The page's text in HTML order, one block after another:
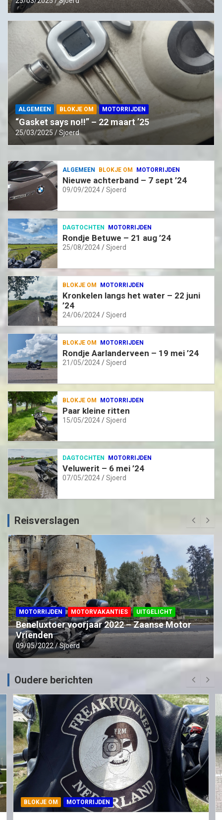
ALGEMEEN BLOKJE OM MOTORRIJDEN
“Gasket says no!!” – 22 maart ’25
25/03/2025 Sjoerd
ALGEMEEN BLOKJE OM MOTORRIJDEN
Nieuwe achterband – 7 sept ’24
09/09/2024 Sjoerd
DAGTOCHTEN MOTORRIJDEN
Rondje Betuwe – 21 aug ’24
25/08/2024 Sjoerd
BLOKJE OM MOTORRIJDEN
Kronkelen langs het water – 22 juni
’24
24/06/2024 Sjoerd
BLOKJE OM MOTORRIJDEN
Rondje Aarlanderveen – 19 mei ’24
21/05/2024 Sjoerd
BLOKJE OM MOTORRIJDEN
Paar kleine ritten
15/05/2024 Sjoerd
DAGTOCHTEN MOTORRIJDEN
Veluwerit – 6 mei ’24
07/05/2024 Sjoerd
Reisverslagen
MOTORRIJDEN MOTORVAKANTIES UITGELICHT
Beneluxtoer voorjaar 2022 – Zaanse Motor
Vrienden
09/05/2022 Sjoerd
Oudere berichten
BLOKJE OM MOTORRIJDEN